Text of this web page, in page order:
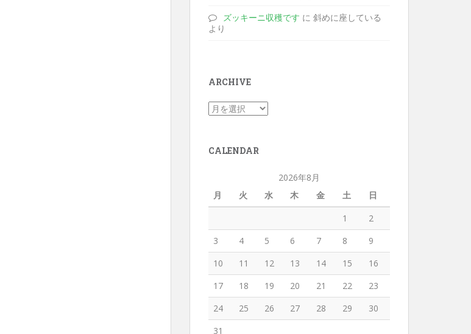
ズッキーニ収穫です に 斜めに座している
より
ARCHIVE
CALENDAR
2026年8月
月
火 水 木 金 土 日
1
2
3
4 5 6 7 8
9
10
11 12 13 14 15
16
17
18 19 20 21 22
23
24
25 26 27 28 29
30
31